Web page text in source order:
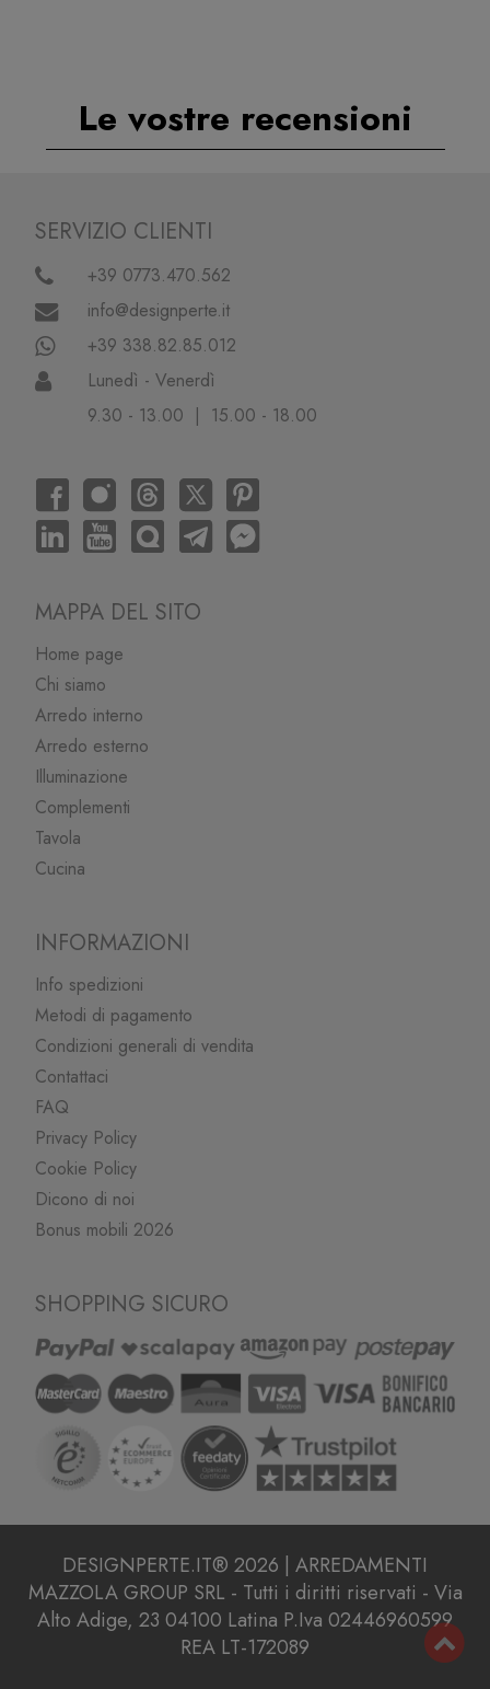
Le vostre recensioni
SERVIZIO CLIENTI
+39 0773.470.562
info@designperte.it
+39 338.82.85.012
Lunedì - Venerdì
9.30 - 13.00 | 15.00 - 18.00
MAPPA DEL SITO
Home page
Chi siamo
Arredo interno
Arredo esterno
Illuminazione
Complementi
Tavola
Cucina
INFORMAZIONI
Info spedizioni
Metodi di pagamento
Condizioni generali di vendita
Contattaci
FAQ
Privacy Policy
Cookie Policy
Dicono di noi
Bonus mobili 2026
SHOPPING SICURO
DESIGNPERTE.IT® 2026 | ARREDAMENTI
MAZZOLA GROUP SRL - Tutti i diritti riservati - Via
Alto Adige, 23 04100 Latina P.Iva 02446960599
REA LT-172089